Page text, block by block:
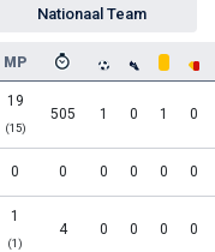
Nationaal Team
MP
19
(15)
505 1 0 1 0
0 0 0 0 0 0
1
(1)
4 0 0 0 0